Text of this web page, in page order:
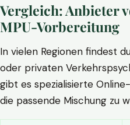
Vergleich: Anbieter
MPU-Vorbereitung
In vielen Regionen findest
oder privaten
gibt es spezialisierte
die passende Mischung zu